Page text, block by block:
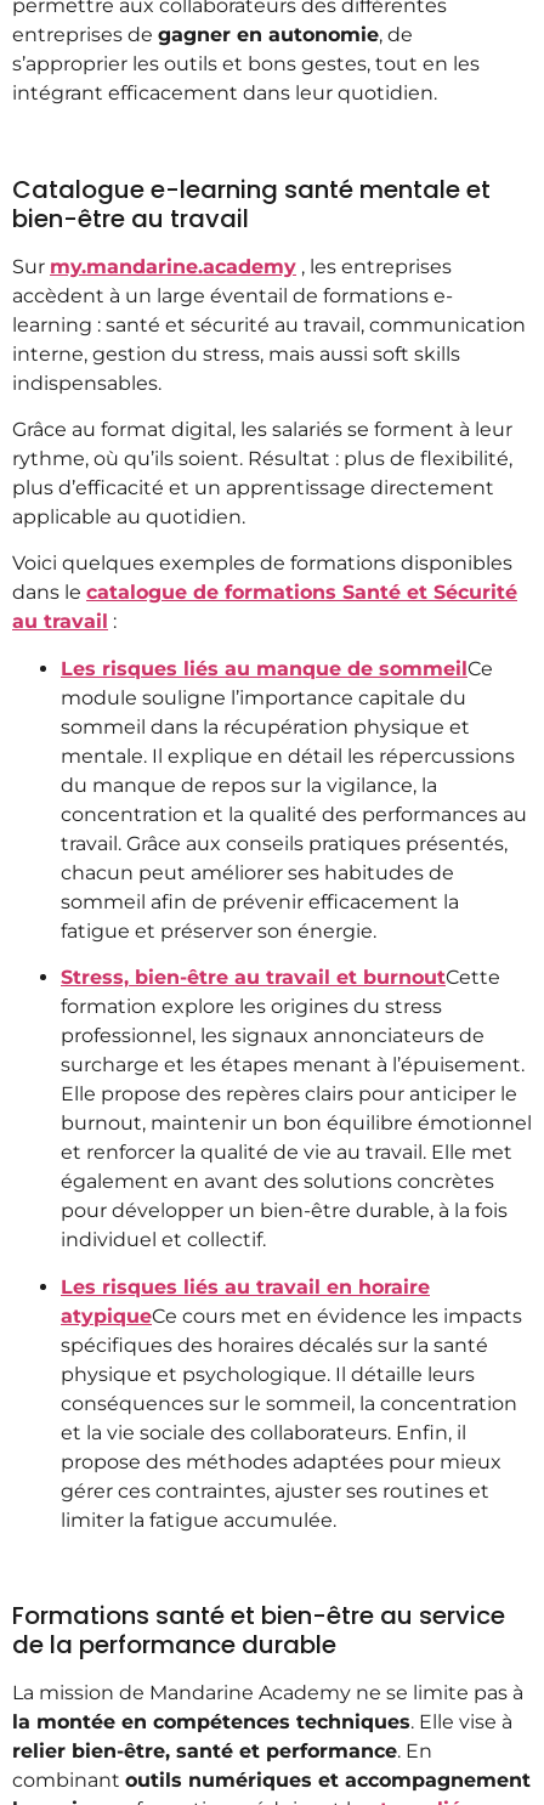
permettre aux collaborateurs des différentes
entreprises de gagner en autonomie, de
s’approprier les outils et bons gestes, tout en les
intégrant efficacement dans leur quotidien.
Catalogue e-learning santé mentale et
bien-être au travail
Sur my.mandarine.academy , les entreprises
accèdent à un large éventail de formations e-
learning : santé et sécurité au travail, communication
interne, gestion du stress, mais aussi soft skills
indispensables.
Grâce au format digital, les salariés se forment à leur
rythme, où qu’ils soient. Résultat : plus de flexibilité,
plus d’efficacité et un apprentissage directement
applicable au quotidien.
Voici quelques exemples de formations disponibles
dans le catalogue de formations Santé et Sécurité
au travail :
Les risques liés au manque de sommeilCe
module souligne l’importance capitale du
sommeil dans la récupération physique et
mentale. Il explique en détail les répercussions
du manque de repos sur la vigilance, la
concentration et la qualité des performances au
travail. Grâce aux conseils pratiques présentés,
chacun peut améliorer ses habitudes de
sommeil afin de prévenir efficacement la
fatigue et préserver son énergie.
Stress, bien-être au travail et burnoutCette
formation explore les origines du stress
professionnel, les signaux annonciateurs de
surcharge et les étapes menant à l’épuisement.
Elle propose des repères clairs pour anticiper le
burnout, maintenir un bon équilibre émotionnel
et renforcer la qualité de vie au travail. Elle met
également en avant des solutions concrètes
pour développer un bien-être durable, à la fois
individuel et collectif.
Les risques liés au travail en horaire
atypiqueCe cours met en évidence les impacts
spécifiques des horaires décalés sur la santé
physique et psychologique. Il détaille leurs
conséquences sur le sommeil, la concentration
et la vie sociale des collaborateurs. Enfin, il
propose des méthodes adaptées pour mieux
gérer ces contraintes, ajuster ses routines et
limiter la fatigue accumulée.
Formations santé et bien-être au service
de la performance durable
La mission de Mandarine Academy ne se limite pas à
la montée en compétences techniques. Elle vise à
relier bien-être, santé et performance. En
combinant outils numériques et accompagnement